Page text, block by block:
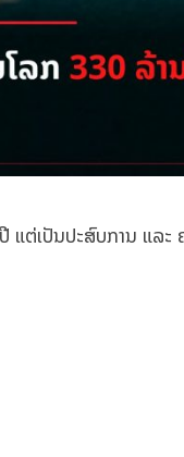
ແຕ່ເປັນປະສົບການ ແລະ